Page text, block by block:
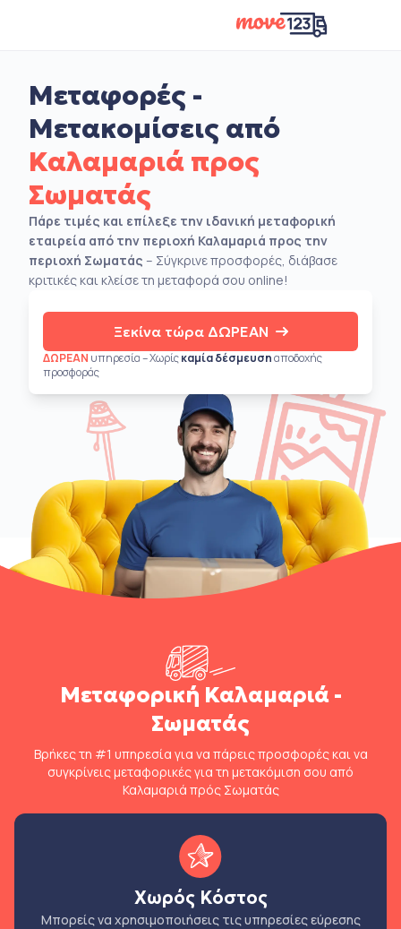
Μεταφορές -
Μετακομίσεις από
Καλαμαριά προς
Σωματάς
Πάρε τιμές και επίλεξε την ιδανική μεταφορική
εταιρεία από την περιοχή Καλαμαριά προς την
περιοχή Σωματάς – Σύγκρινε προσφορές, διάβασε
κριτικές και κλείσε τη μεταφορά σου online!
Ξεκίνα τώρα ΔΩΡΕΑΝ
ΔΩΡΕΑΝ υπηρεσία – Χωρίςκαμία δέσμευσηαποδοχής
προσφοράς
Μεταφορική Καλαμαριά -
Σωματάς
Βρήκες τη #1 υπηρεσία για να πάρεις προσφορές και να
συγκρίνεις μεταφορικές για τη μετακόμιση σου από
Καλαμαριά πρός Σωματάς
Χωρός Κόστος
Μπορείς να χρησιμοποιήσεις τις υπηρεσίες εύρεσης